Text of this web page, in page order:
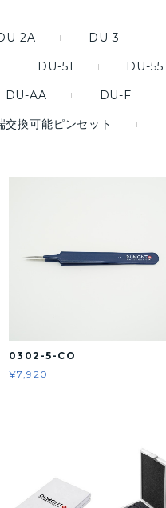
2A DU-3
DU-51 DU-55
DU-AA DU-F
交換可能ピンセット
0302-5-CO
¥7,920